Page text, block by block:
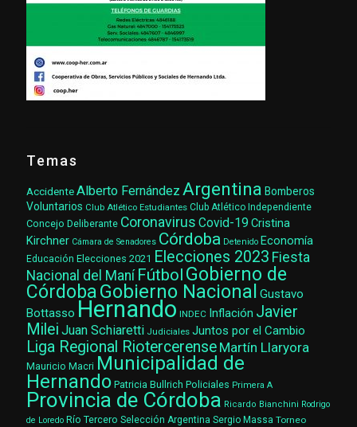
Temas
AccidenteAlberto Fernández Argentina Bomberos
Voluntarios Club Atlético Estudiantes Club Atlético Independiente
Concejo Deliberante Coronavirus Covid-19 Cristina
Kirchner Cámara de Senadores Córdoba Detenido Economía
Educación Elecciones 2021 Elecciones 2023 Fiesta
Nacional del Maní Fútbol Gobierno de
CórdobaGobierno Nacional Gustavo
Bottasso Hernando INDEC Inflación Javier
Milei Juan Schiaretti Judiciales Juntos por el Cambio
Liga Regional Riotercerense Martín Llaryora
Mauricio Macri Municipalidad de
Hernando Patricia Bullrich Policiales Primera A
Provincia de Córdoba Ricardo Bianchini Rodrigo
de Loredo Río Tercero Selección Argentina Sergio Massa Torneo